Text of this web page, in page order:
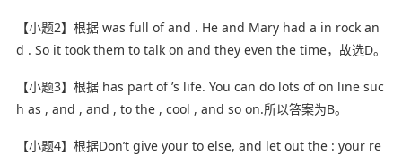
【小题2】根据 was full of and . He and Mary had a in rock an
d . So it took them to talk on and they even the time，故选D。
【小题3】根据 has part of ’s life. You can do lots of on line suc
h as , and , and , to the , cool , and so on.所以答案为B。
【小题4】根据Don’t give your to else, and let out the : your re